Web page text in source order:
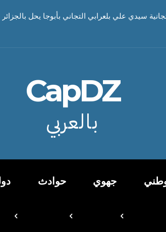
سيدي علي بلعرابي التجاني بأبوجا يحل بالجزائر
CapDZ
بالعربي
جهوي حوادث